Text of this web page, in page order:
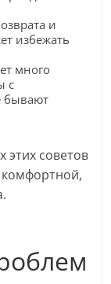
и
избежать
много
с
бывают
этих советов
комфортной,